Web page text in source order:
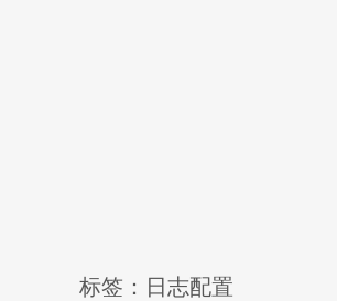
标签：日志配置